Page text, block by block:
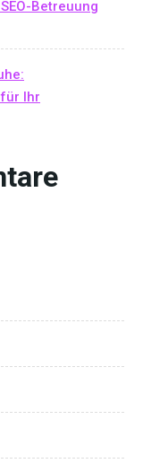
Betreuung
Ihr